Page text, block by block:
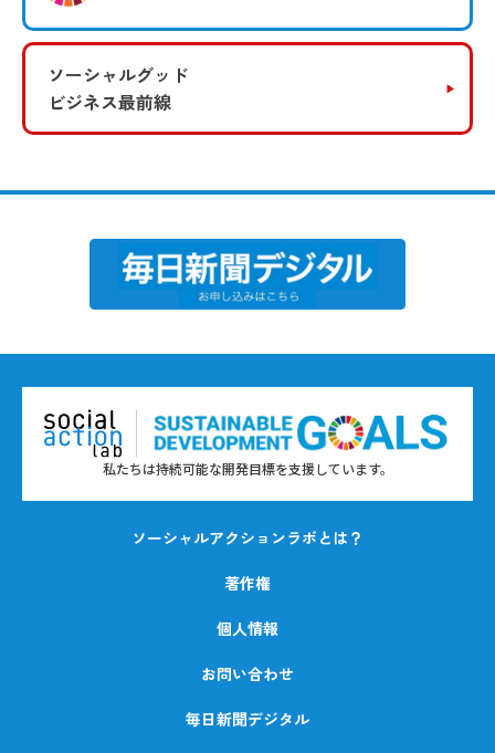
ソーシャルグッド
ビジネス最前線
私たちは持続可能な開発目標を支援しています。
ソーシャルアクションラボとは？
著作権
個人情報
お問い合わせ
毎日新聞デジタル